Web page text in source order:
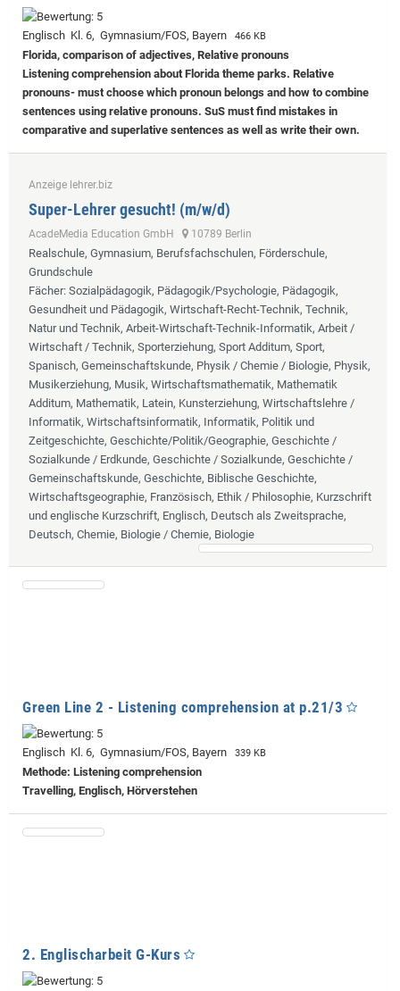
Englisch Kl. 6, Gymnasium/FOS, Bayern 466 KB
Florida, comparison of adjectives, Relative pronouns
Listening comprehension about Florida theme parks. Relative
pronouns- must choose which pronoun belongs and how to combine
sentences using relative pronouns. SuS must find mistakes in
comparative and superlative sentences as well as write their own.
Anzeige lehrer.biz
Super-Lehrer gesucht! (m/w/d)
AcadeMedia Education GmbH 10789 Berlin
Realschule, Gymnasium, Berufsfachschulen, Förderschule,
Grundschule
Fächer: Sozialpädagogik, Pädagogik/Psychologie, Pädagogik,
Gesundheit und Pädagogik, Wirtschaft-Recht-Technik, Technik,
Natur und Technik, Arbeit-Wirtschaft-Technik-Informatik, Arbeit /
Wirtschaft / Technik, Sporterziehung, Sport Additum, Sport,
Spanisch, Gemeinschaftskunde, Physik / Chemie / Biologie, Physik,
Musikerziehung, Musik, Wirtschaftsmathematik, Mathematik
Additum, Mathematik, Latein, Kunsterziehung, Wirtschaftslehre /
Informatik, Wirtschaftsinformatik, Informatik, Politik und
Zeitgeschichte, Geschichte/Politik/Geographie, Geschichte /
Sozialkunde / Erdkunde, Geschichte / Sozialkunde, Geschichte /
Gemeinschaftskunde, Geschichte, Biblische Geschichte,
Wirtschaftsgeographie, Französisch, Ethik / Philosophie, Kurzschrift
und englische Kurzschrift, Englisch, Deutsch als Zweitsprache,
Deutsch, Chemie, Biologie / Chemie, Biologie
Green Line 2 - Listening comprehension at p.21/3
Englisch Kl. 6, Gymnasium/FOS, Bayern 339 KB
Methode: Listening comprehension
Travelling, Englisch, Hörverstehen
2. Englischarbeit G-Kurs